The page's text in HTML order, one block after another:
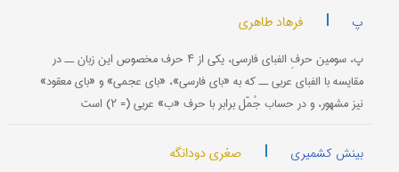
پ | فرهاد طاهری
پ‌، سومین‌ حرفِ الفبای‌ فارسی‌، یكی‌ از ۴ حرف‌ مخصوص‌ این‌ زبان‌ ــ در
مقایسه‌ با الفبای‌ عربی‌ ــ كه‌ به «بای‌ فارسی‌»، «بای‌ عجمی‌» و «بای‌ معقود»
نیز مشهور، و در حساب‌ جُمّل‌ برابر با حرف «ب‌» عربی‌ (= ۲) است‌
بینش کشمیری | صغری دودانگه